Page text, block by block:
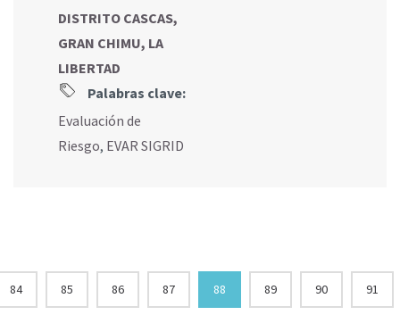
DISTRITO CASCAS,
GRAN CHIMU, LA
LIBERTAD
Palabras clave:
Evaluación de
Riesgo, EVAR SIGRID
84 85 86 87 88 89 90 91